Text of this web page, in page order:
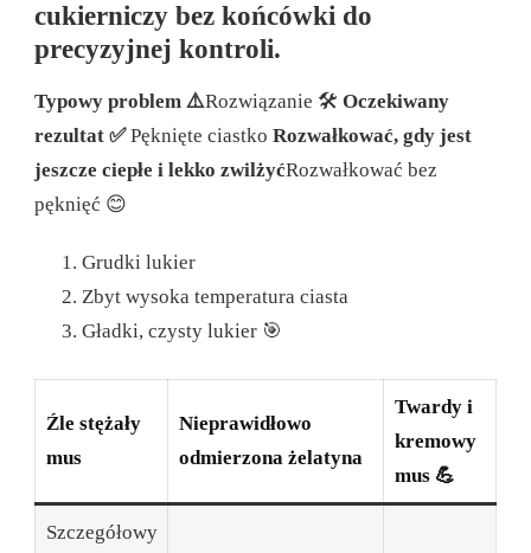
cukierniczy bez końcówki do
precyzyjnej kontroli.
Typowy problem ⚠️Rozwiązanie 🛠 Oczekiwany
rezultat ✅Pęknięte ciastko Rozwałkować, gdy jest
jeszcze ciepłe i lekko zwilżyćRozwałkować bez
pęknięć 😊
Grudki lukier
Zbyt wysoka temperatura ciasta
Gładki, czysty lukier 🎯
Źle stężały
mus
Nieprawidłowo
odmierzona żelatyna
Twardy i
kremowy
mus 💪
Szczegółowy